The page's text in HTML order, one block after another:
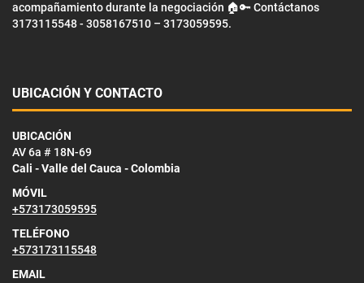
acompañamiento durante la negociación 🏠🔑 Contáctanos
3173115548 - 3058167510 – 3173059595.
UBICACIÓN Y CONTACTO
UBICACIÓN
AV 6a # 18N-69
Cali - Valle del Cauca - Colombia
MÓVIL
+573173059595
TELÉFONO
+573173115548
EMAIL